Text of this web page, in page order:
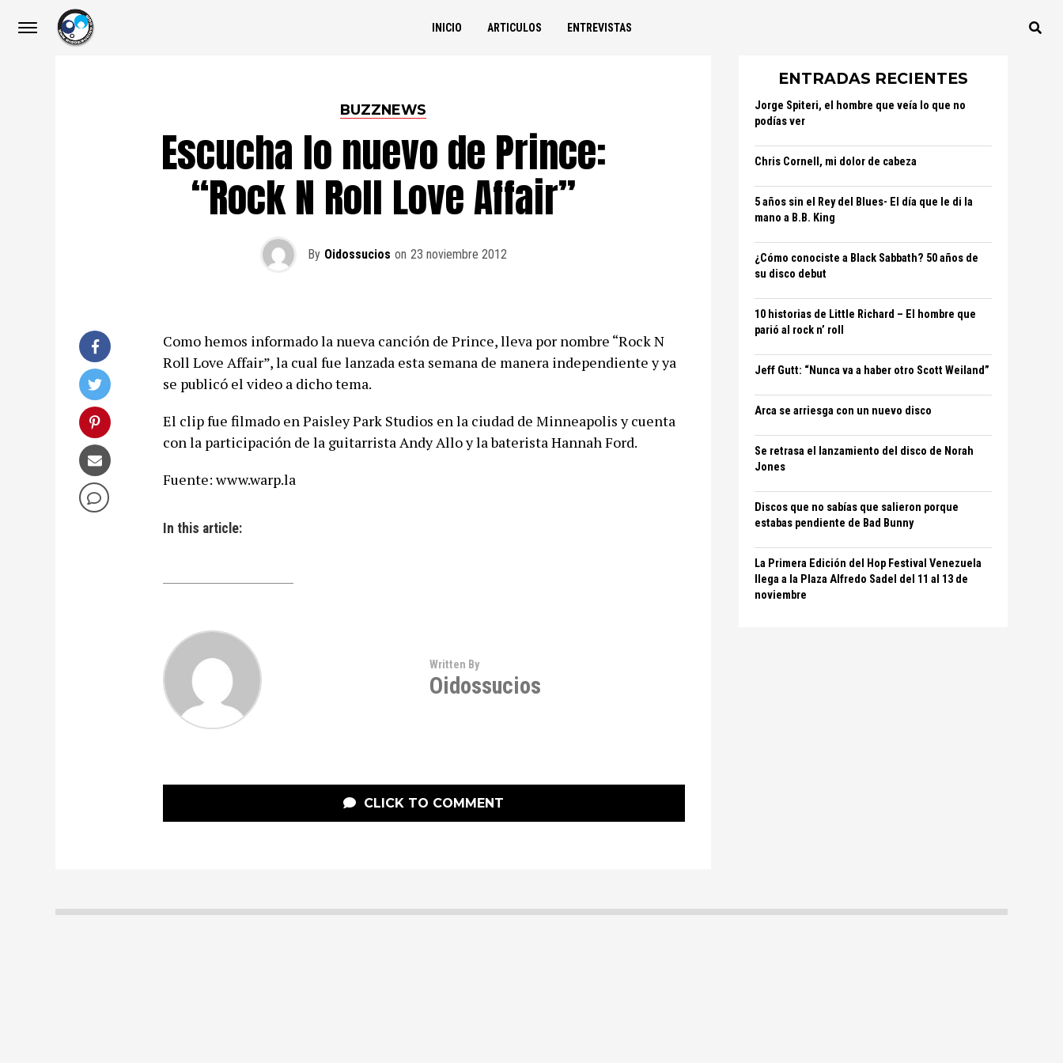
INICIO ARTICULOS ENTREVISTAS
BUZZNEWS
Escucha lo nuevo de Prince:
“Rock N Roll Love Affair”
By Oidossucios on 23 noviembre 2012
Como hemos informado la nueva canción de Prince, lleva por nombre “Rock N
Roll Love Affair”, la cual fue lanzada esta semana de manera independiente y ya
se publicó el video a dicho tema.
El clip fue filmado en Paisley Park Studios en la ciudad de Minneapolis y cuenta
con la participación de la guitarrista Andy Allo y la baterista Hannah Ford.
Fuente: www.warp.la
In this article:
Written By
Oidossucios
CLICK TO COMMENT
ENTRADAS RECIENTES
Jorge Spiteri, el hombre que veía lo que no
podías ver
Chris Cornell, mi dolor de cabeza
5 años sin el Rey del Blues- El día que le di la
mano a B.B. King
¿Cómo conociste a Black Sabbath? 50 años de
su disco debut
10 historias de Little Richard – El hombre que
parió al rock n’ roll
Jeff Gutt: “Nunca va a haber otro Scott Weiland”
Arca se arriesga con un nuevo disco
Se retrasa el lanzamiento del disco de Norah
Jones
Discos que no sabías que salieron porque
estabas pendiente de Bad Bunny
La Primera Edición del Hop Festival Venezuela
llega a la Plaza Alfredo Sadel del 11 al 13 de
noviembre